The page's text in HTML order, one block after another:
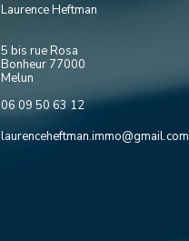
Laurence Heftman
5 bis rue Rosa
Bonheur 77000
Melun
06 09 50 63 12
laurenceheftman.immo@gmail.com